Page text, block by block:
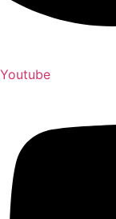
Youtube